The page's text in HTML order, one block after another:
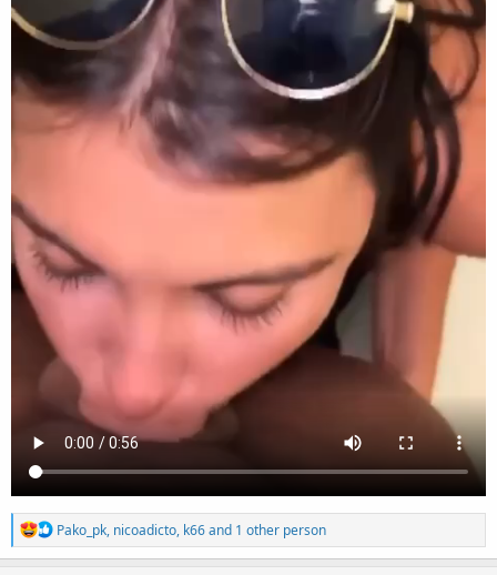
R
e
a
Pako_pk, nicoadicto, k66and 1 other person